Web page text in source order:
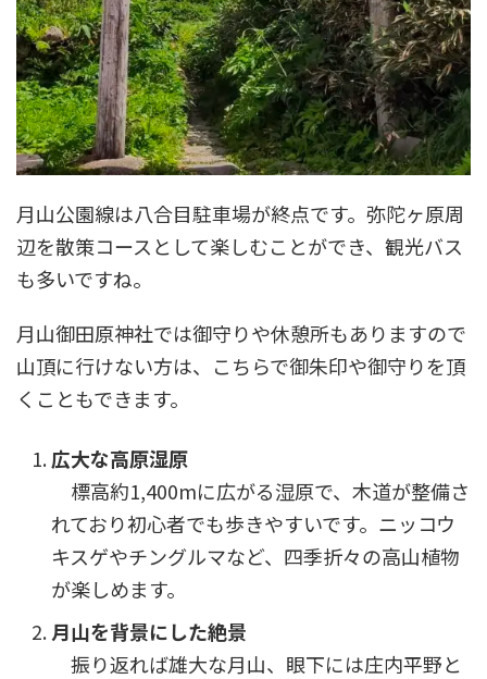
月山公園線は八合目駐車場が終点です。弥陀ヶ原周
辺を散策コースとして楽しむことができ、観光バス
も多いですね。
月山御田原神社では御守りや休憩所もありますので
山頂に行けない方は、こちらで御朱印や御守りを頂
くこともできます。
広大な高原湿原
標高約1,400mに広がる湿原で、木道が整備さ
れており初心者でも歩きやすいです。ニッコウ
キスゲやチングルマなど、四季折々の高山植物
が楽しめます。
月山を背景にした絶景
振り返れば雄大な月山、眼下には庄内平野と